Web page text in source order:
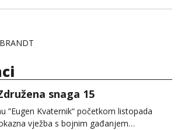
snaga 15
”Eugen Kvaternik“ početkom listopada
vježba s bojnim gađanjem…